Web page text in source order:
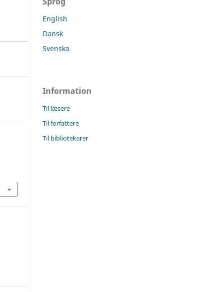
English
Dansk
Svenska
Information
Til læsere
Til forfattere
Til bibliotekarer